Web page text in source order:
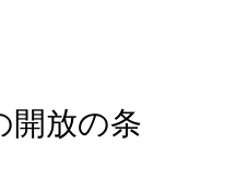
開放の条